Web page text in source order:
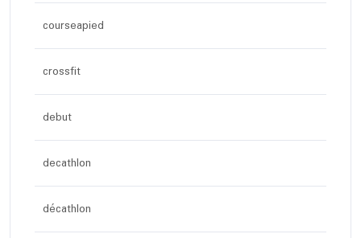
courseapied
crossfit
debut
decathlon
décathlon